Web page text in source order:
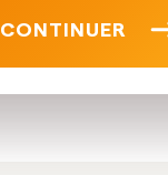
CONTINUER